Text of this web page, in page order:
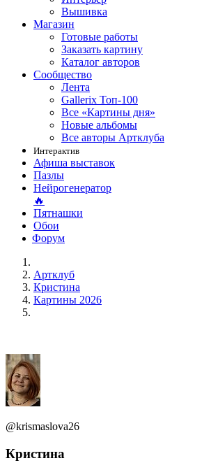
Вышивка
Магазин
Готовые работы
Заказать картину
Каталог авторов
Сообщество
Лента
Gallerix Топ-100
Все «Картины дня»
Новые альбомы
Все авторы Артклуба
Интерактив
Афиша выставок
Пазлы
Нейрогенератор
🔥
Пятнашки
Обои
Форум
Артклуб
Кристина
Картины 2026
@krismaslova26
Кристина